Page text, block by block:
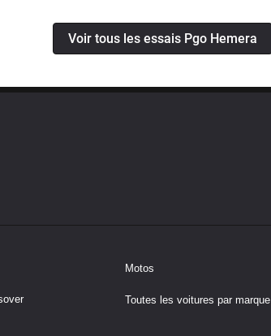
Voir tous les essais Pgo Hemera
Motos
Toutes les voitures par marque